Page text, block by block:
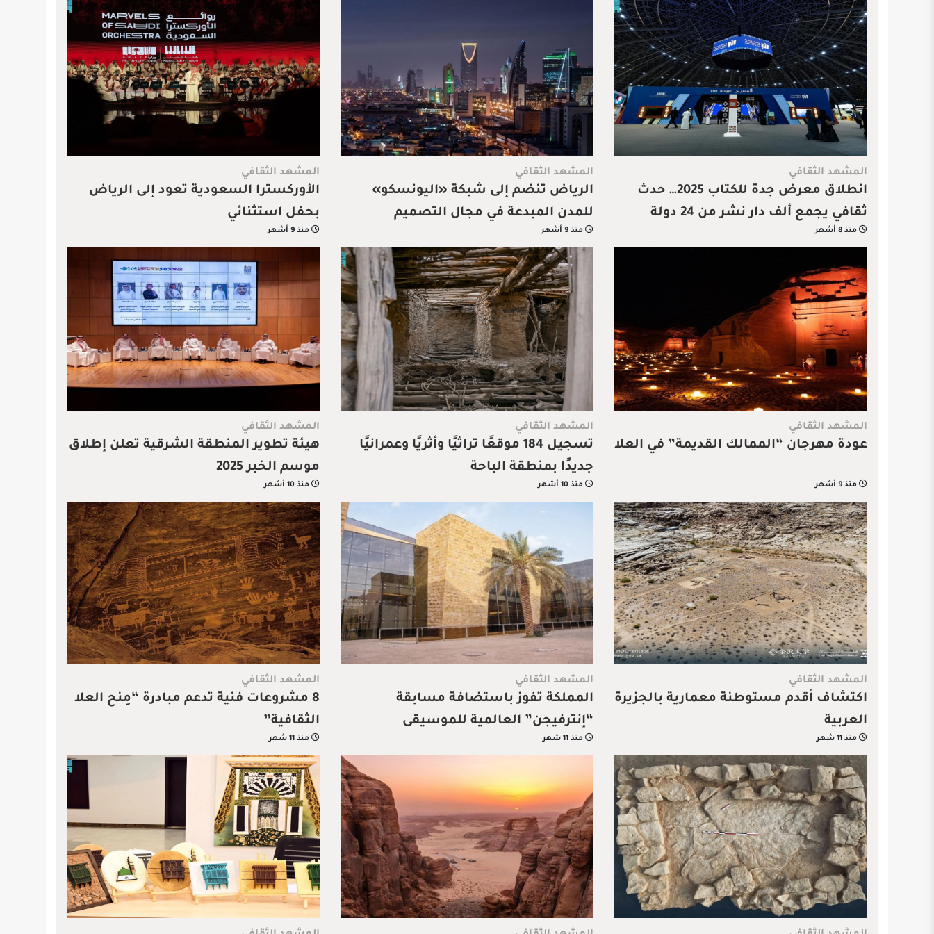
المشهد الثقافي
انطلاق معرض جدة للكتاب 2025… حدث
ثقافي يجمع ألف دار نشر من 24 دولة
منذ 8 أشهر
المشهد الثقافي
الرياض تنضم إلى شبكة «اليونسكو»
للمدن المبدعة في مجال التصميم
منذ 9 أشهر
المشهد الثقافي
الأوركسترا السعودية تعود إلى الرياض
بحفل استثنائي
منذ 9 أشهر
المشهد الثقافي
عودة مهرجان “الممالك القديمة” في العلا
منذ 9 أشهر
المشهد الثقافي
تسجيل 184 موقعًا تراثيًا وأثريًا وعمرانيًا
جديدًا بمنطقة الباحة
منذ 10 أشهر
المشهد الثقافي
هيئة تطوير المنطقة الشرقية تعلن إطلاق
موسم الخبر 2025
منذ 10 أشهر
المشهد الثقافي
اكتشاف أقدم مستوطنة معمارية بالجزيرة
العربية
منذ 11 شهر
المشهد الثقافي
المملكة تفوز باستضافة مسابقة
“إنترفيجن” العالمية للموسيقى
منذ 11 شهر
المشهد الثقافي
8 مشروعات فنية تدعم مبادرة “مِنح العلا
الثقافية”
منذ 11 شهر